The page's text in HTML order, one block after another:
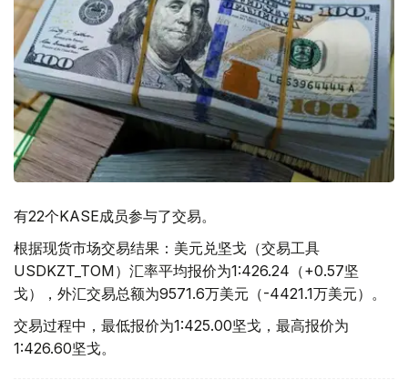
有22个KASE成员参与了交易。
根据现货市场交易结果：美元兑坚戈（交易工具
USDKZT_TOM）汇率平均报价为1:426.24（+0.57坚
戈），外汇交易总额为9571.6万美元（-4421.1万美元）。
交易过程中，最低报价为1:425.00坚戈，最高报价为
1:426.60坚戈。